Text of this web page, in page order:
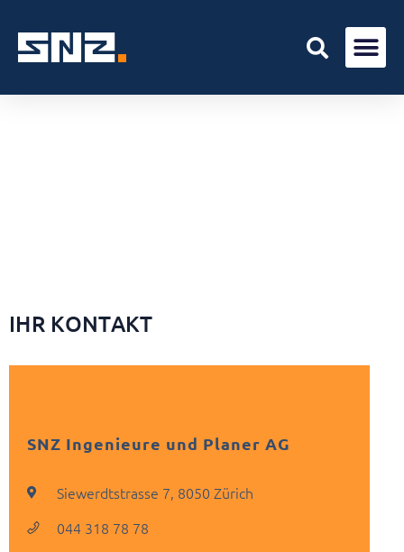
IHR KONTAKT
SNZ Ingenieure und Planer AG
Siewerdtstrasse 7, 8050 Zürich
044 318 78 78